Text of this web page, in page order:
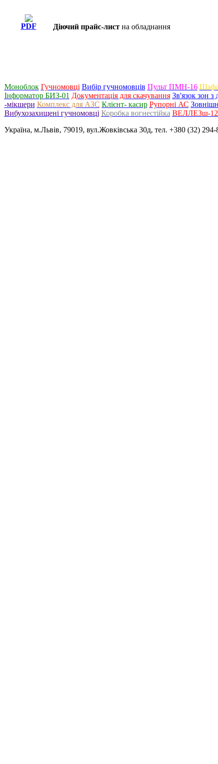
PDF Діючий прайс-листна обладнання
Моноблок Гучномовці Вибір гучномовців Пульт ПМН-16 Шафа
Інформатор БИЗ-01 Документація для скачування Зв'язок зон
-мікшери Комплекс для АЗС Клієнт- касир Рупорні АС
Вибухозахищені гучномовці Коробка вогнестійка ВЕЛЛЕЗш-
Україна, м.Львів, 79019, вул.Жовківська 30д, тел. +380 (32)